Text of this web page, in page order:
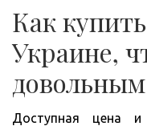
Как
Украине,
Доступная цена